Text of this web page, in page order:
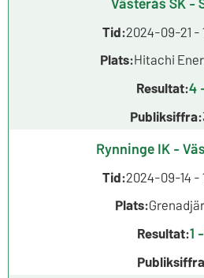
Tid:2024-09-21 -
Plats:Hitachi
Resultat:4
Publiksiffra:
Rynninge IK -
Tid:2024-09-14 -
Plats:
Resultat:1